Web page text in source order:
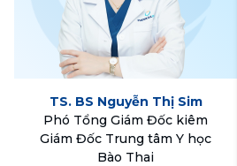
TS. BS Nguyễn Thị Sim
Phó Tổng Giám Đốc kiêm
Giám Đốc Trung tâm Y học
Bào Thai